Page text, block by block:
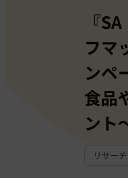
『
フマ
ンペ
食品
ント
リサー